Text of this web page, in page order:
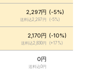
2,297円
送料込2,297円
(-5%)
(-5%)
2,170円
送料込2,830円
(-10%)
(+17%)
0円
送料込0円